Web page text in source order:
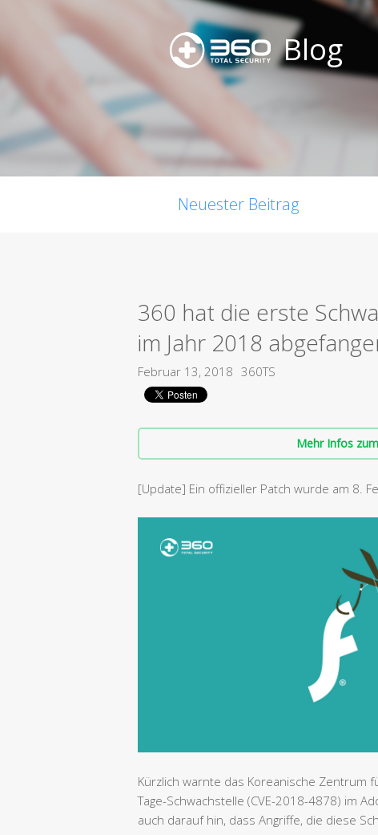
Blog
Neuester Beitrag
360 hat die erste
im Jahr 2018
Februar 13, 2018 360TS
Mehr Infos
[Update] Ein offizieller Patch wurde am 8.
Kürzlich warnte das Koreanische Zentrum
Tage-Schwachstelle (CVE-2018-4878) im
auch darauf hin, dass Angriffe, die diese